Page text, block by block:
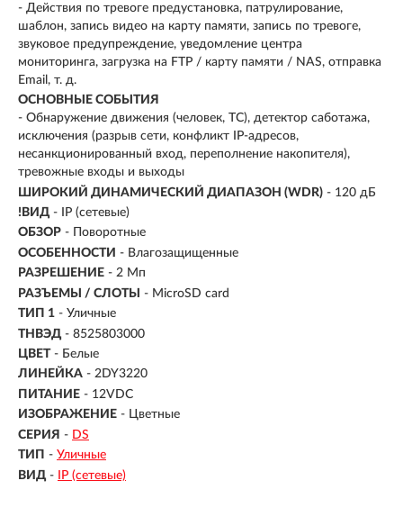
- Действия по тревоге предустановка, патрулирование,
шаблон, запись видео на карту памяти, запись по тревоге,
звуковое предупреждение, уведомление центра
мониторинга, загрузка на FTP / карту памяти / NAS, отправка
Email, т. д.
ОСНОВНЫЕ СОБЫТИЯ
- Обнаружение движения (человек, ТС), детектор саботажа,
исключения (разрыв сети, конфликт IP-адресов,
несанкционированный вход, переполнение накопителя),
тревожные входы и выходы
ШИРОКИЙ ДИНАМИЧЕСКИЙ ДИАПАЗОН (WDR) - 120 дБ
!ВИД - IP (сетевые)
ОБЗОР - Поворотные
ОСОБЕННОСТИ - Влагозащищенные
РАЗРЕШЕНИЕ - 2 Мп
РАЗЪЕМЫ / СЛОТЫ
- MicroSD card
ТИП 1 - Уличные
ТНВЭД - 8525803000
ЦВЕТ - Белые
ЛИНЕЙКА - 2DY3220
ПИТАНИЕ - 12VDC
ИЗОБРАЖЕНИЕ - Цветные
СЕРИЯ - DS
ТИП - Уличные
ВИД - IP (сетевые)